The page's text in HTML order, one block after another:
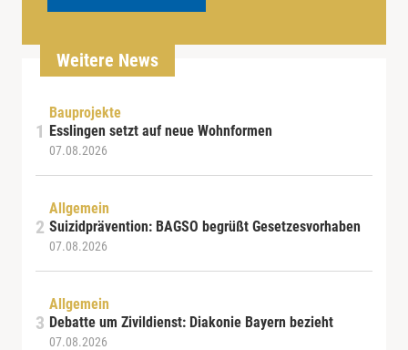
Weitere News
Bauprojekte
Esslingen setzt auf neue Wohnformen
07.08.2026
Allgemein
Suizidprävention: BAGSO begrüßt Gesetzesvorhaben
07.08.2026
Allgemein
Debatte um Zivildienst: Diakonie Bayern bezieht
07.08.2026